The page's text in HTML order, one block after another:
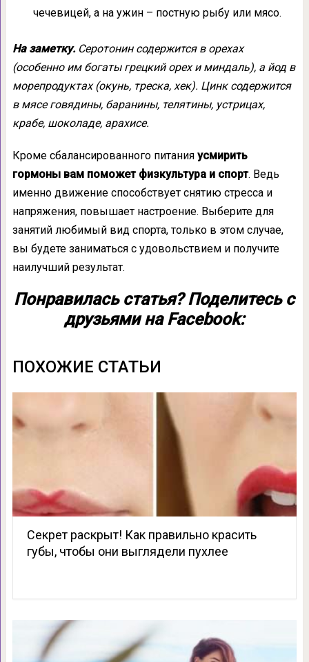
чечевицей, а на ужин – постную рыбу или мясо.
На заметку.Серотонин содержится в орехах
(особенно им богаты грецкий орех и миндаль), а йод в
морепродуктах (окунь, треска, хек). Цинк содержится
в мясе говядины, баранины, телятины, устрицах,
крабе, шоколаде, арахисе.
Кроме сбалансированного питанияусмирить
гормоны вам поможет физкультура и спорт. Ведь
именно движение способствует снятию стресса и
напряжения, повышает настроение. Выберите для
занятий любимый вид спорта, только в этом случае,
вы будете заниматься с удовольствием и получите
наилучший результат.
Понравилась статья? Поделитесь с
друзьями на Facebook:
ПОХОЖИЕ СТАТЬИ
Секрет раскрыт! Как правильно красить
губы, чтобы они выглядели пухлее